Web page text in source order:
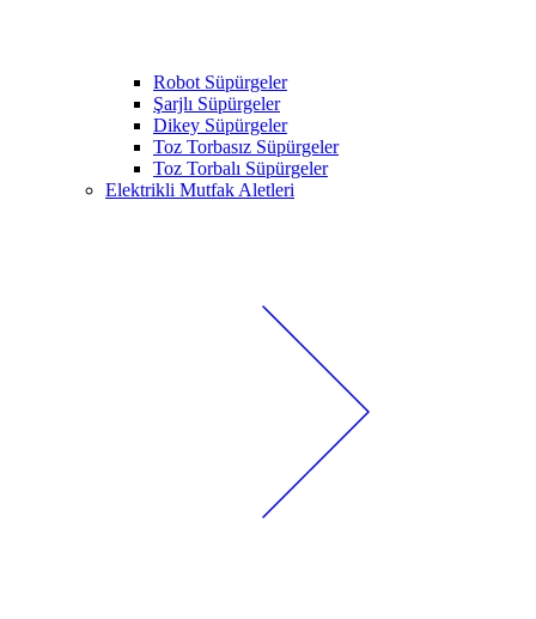
Robot Süpürgeler
Şarjlı Süpürgeler
Dikey Süpürgeler
Toz Torbasız Süpürgeler
Toz Torbalı Süpürgeler
Elektrikli Mutfak Aletleri